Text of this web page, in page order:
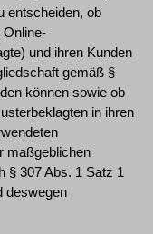
entscheiden, ob
Online-
und ihren Kunden
gemäß §
können sowie ob
in ihren
maßgeblichen
§ 307 Abs. 1 Satz 1
deswegen